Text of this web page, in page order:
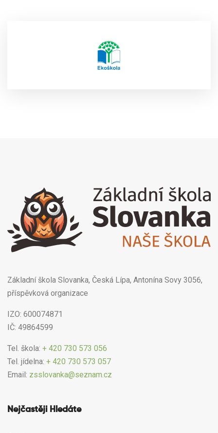
Základní škola Slovanka, Česká Lípa, Antonína Sovy 3056,
příspěvková organizace
IZO: 600074871
IČ: 49864599
Tel. škola: + 420 730 573 056
Tel. jídelna: + 420 730 573 057
Email: zsslovanka@seznam.cz
Nejčastěji Hledáte